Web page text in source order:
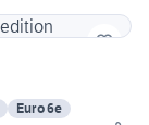
Euro 6e